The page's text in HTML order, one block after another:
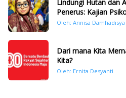
Lindungi Hutan dan
Penerus: Kajian
Hidrometeorologi di
Oleh: Annisa Damhadisya
Dari mana Kita
Kita?
Oleh: Ernita Desyanti